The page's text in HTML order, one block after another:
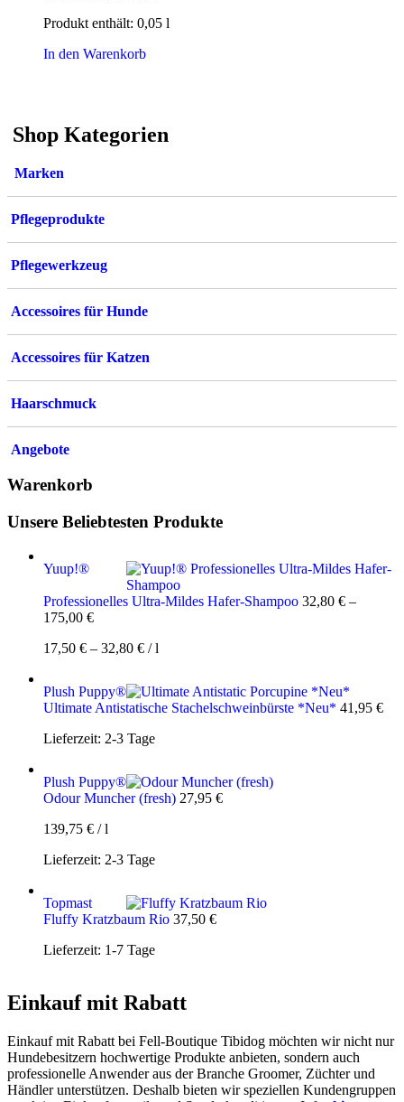
Produkt enthält: 0,05 l
In den Warenkorb
Shop Kategorien
Marken
Pflegeprodukte
Pflegewerkzeug
Accessoires für Hunde
Accessoires für Katzen
Haarschmuck
Angebote
Warenkorb
Unsere Beliebtesten Produkte
Yuup!®
Professionelles Ultra-Mildes Hafer-Shampoo 32,80 € –
175,00 €
17,50 € – 32,80 € /l
Plush Puppy®
Ultimate Antistatische Stachelschweinbürste *Neu* 41,95 €
Lieferzeit: 2-3 Tage
Plush Puppy®
Odour Muncher (fresh) 27,95 €
139,75 € /l
Lieferzeit: 2-3 Tage
Topmast
Fluffy Kratzbaum Rio 37,50 €
Lieferzeit: 1-7 Tage
Einkauf mit Rabatt
Einkauf mit Rabatt bei Fell-Boutique Tibidog möchten wir nicht nur
Hundebesitzern hochwertige Produkte anbieten, sondern auch
professionelle Anwender aus der Branche Groomer, Züchter und
Händler unterstützen. Deshalb bieten wir speziellen Kundengruppen